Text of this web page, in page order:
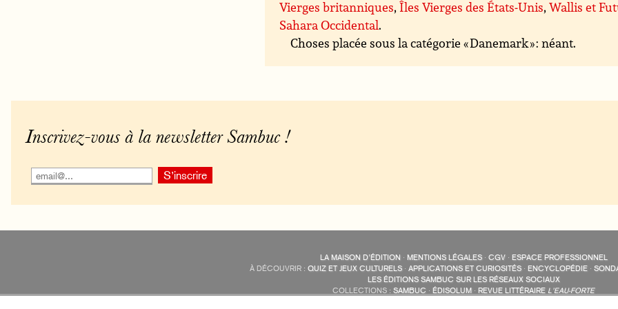
Vierges britanniques,Îles Vierges des États-Unis,Wallis et
Sahara Occidental.
Choses placée sous la catégorie « Danemark » : néant.
Inscrivez-vous à la newsletter Sambuc !
LA MAISON D’ÉDITION · MENTIONS LÉGALES· CGV· ESPACE PROFESSIONNEL
À DÉCOUVRIR : QUIZ ET JEUX CULTURELS · APPLICATIONS ET CURIOSITÉS · ENCYCLOPÉDIE ·
LES ÉDITIONS SAMBUC SUR LES RÉSEAUX SOCIAUX
COLLECTIONS : SAMBUC · ÉDISOLUM · REVUE LITTÉRAIRE L’EAU-FORTE